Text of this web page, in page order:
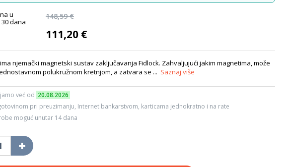
u
dana
148,59 €
111,20 €
njemački magnetski sustav zaključavanja Fidlock. Zahvaljujući jakim magnetima, može
polukružnom kretnjom, a zatvara se ... Saznaj više
već od 20.08.2026
pri preuzimanju, Internet bankarstvom, karticama jednokratno i na rate
moguć unutar 14 dana